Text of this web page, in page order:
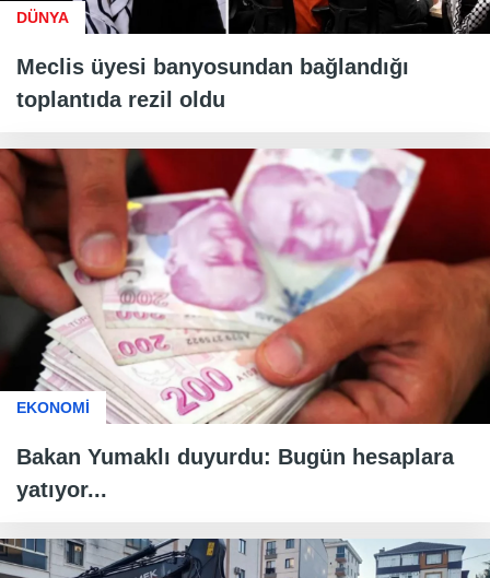
DÜNYA
Meclis üyesi banyosundan bağlandığı
toplantıda rezil oldu
EKONOMİ
Bakan Yumaklı duyurdu: Bugün hesaplara
yatıyor...